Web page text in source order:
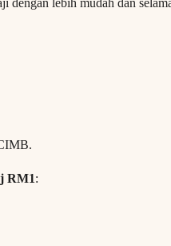
dengan lebih mudah dan
RM1: